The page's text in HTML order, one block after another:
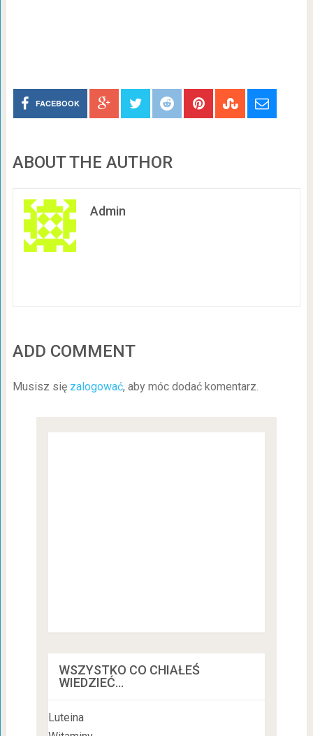
FACEBOOK
ABOUT THE AUTHOR
Admin
ADD COMMENT
Musisz się zalogować, aby móc dodać komentarz.
WSZYSTKO CO CHIAŁEŚ
WIEDZIEĆ…
Luteina